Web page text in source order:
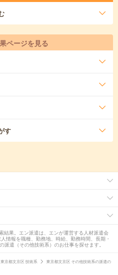
ページを見る
す
結果。エン派遣は、エンが運営する人材派遣会
情報を職種、勤務地、時給、勤務時間、長期・
遣（その他技術系）のお仕事を探せます。
東京都文京区 技術系
東京都文京区 その他技術系の派遣の